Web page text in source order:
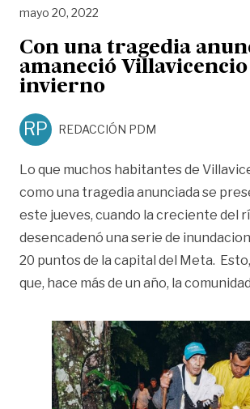
mayo 20, 2022
Con una tragedia
amaneció
invierno
RP REDACCIÓN PDM
Lo que muchos habitantes de
como una tragedia anunciada se
este jueves, cuando la creciente del
desencadenó una serie de
20 puntos de la capital del Meta.
que, hace más de un año, la